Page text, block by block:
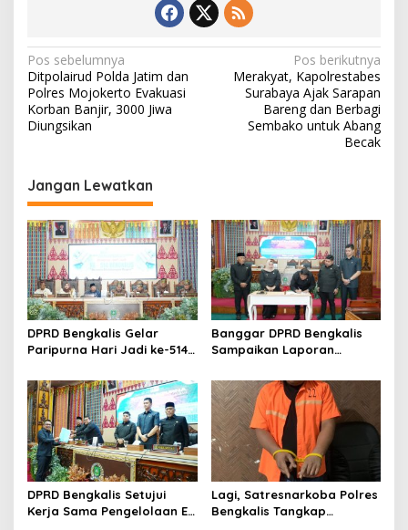
N
a
v
i
a
s
i
p
o
s
Pos sebelumnya
Ditpolairud Polda Jatim dan
Polres Mojokerto Evakuasi
Korban Banjir, 3000 Jiwa
Diungsikan
Pos berikutnya
Merakyat, Kapolrestabes
Surabaya Ajak Sarapan
Bareng dan Berbagi
Sembako untuk Abang
Becak
Jangan Lewatkan
DPRD Bengkalis Gelar
Paripurna Hari Jadi ke-514
Semangat Membangun
Negeri Junjungan.
Banggar DPRD Bengkalis
Sampaikan Laporan
Pertanggungjawaban
Pelaksanaan APBD Tahun
Anggaran 2025
DPRD Bengkalis Setujui
Kerja Sama Pengelolaan E-
Lagi, Satresnarkoba Polres
Bengkalis Tangkap